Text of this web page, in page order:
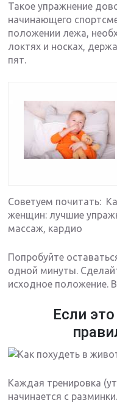
Такое упражнение
начинающего
положении лежа,
локтях и носках,
пят.
Советуем почитать:
женщин: лучшие
массаж, кардио
Попробуйте
одной минуты.
исходное положение.
Если
Каждая тренировка
начинается с